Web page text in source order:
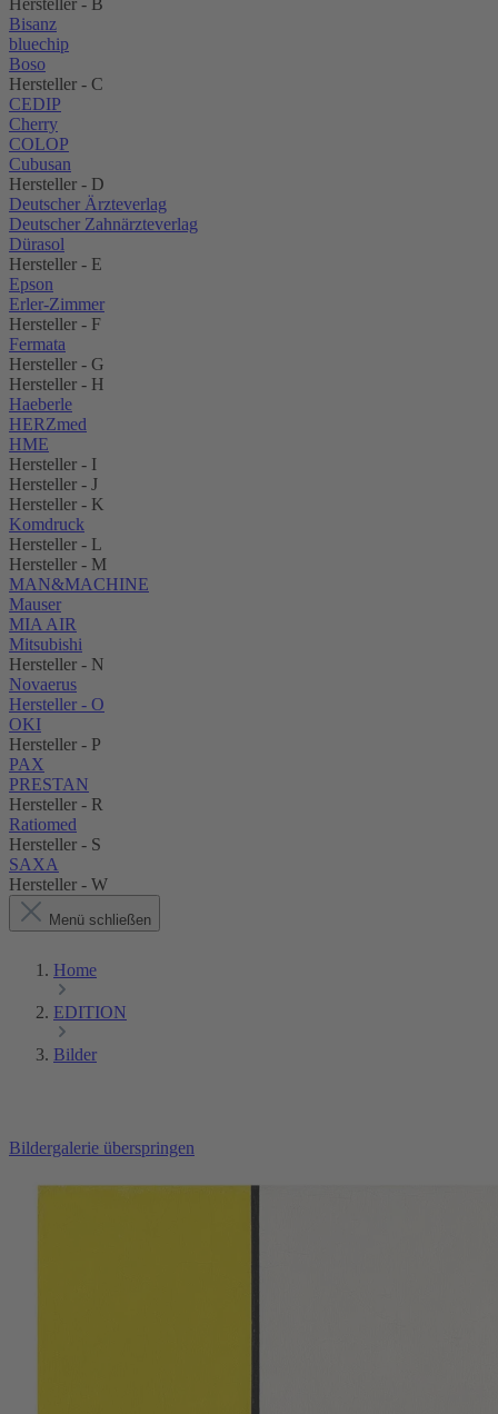
Hersteller - B
Bisanz
bluechip
Boso
Hersteller - C
CEDIP
Cherry
COLOP
Cubusan
Hersteller - D
Deutscher Ärzteverlag
Deutscher Zahnärzteverlag
Dürasol
Hersteller - E
Epson
Erler-Zimmer
Hersteller - F
Fermata
Hersteller - G
Hersteller - H
Haeberle
HERZmed
HME
Hersteller - I
Hersteller - J
Hersteller - K
Komdruck
Hersteller - L
Hersteller - M
MAN&MACHINE
Mauser
MIA AIR
Mitsubishi
Hersteller - N
Novaerus
Hersteller - O
OKI
Hersteller - P
PAX
PRESTAN
Hersteller - R
Ratiomed
Hersteller - S
SAXA
Hersteller - W
Menü schließen
Home
EDITION
Bilder
Bildergalerie überspringen